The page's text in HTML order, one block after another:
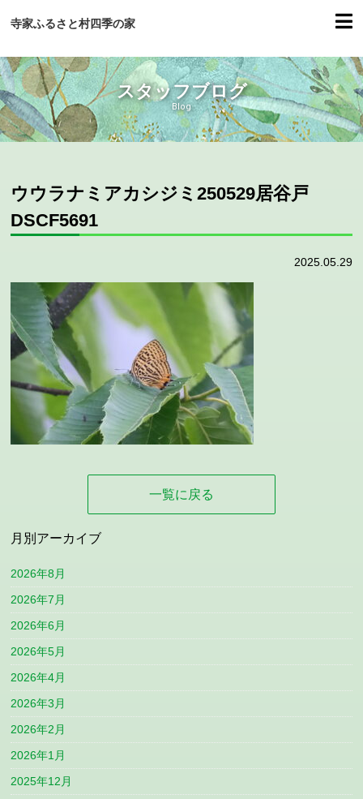
寺家ふるさと村四季の家
スタッフブログ
Blog
ウウラナミアカシジミ250529居谷戸
DSCF5691
2025.05.29
一覧に戻る
月別アーカイブ
2026年8月
2026年7月
2026年6月
2026年5月
2026年4月
2026年3月
2026年2月
2026年1月
2025年12月